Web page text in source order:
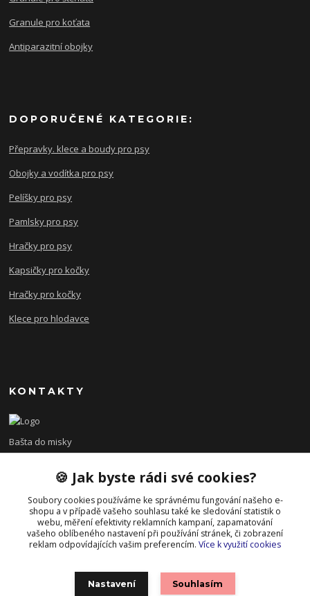
Granule pro koťata
Antiparazitní obojky
DOPORUČENÉ KATEGORIE:
Přepravky. klece a boudy pro psy
Obojky a vodítka pro psy
Pelíšky pro psy
Pamlsky pro psy
Hračky pro psy
Kapsičky pro kočky
Hračky pro kočky
Klece pro hlodavce
KONTAKTY
Bašta do misky
+420 608 479 610
po - pá 8:00 - 15:00
info@bastadomisky.cz
🍪 Jak byste rádi své cookies?
Soubory cookies používáme ke správnému fungování našeho e-
shopu a v případě vašeho souhlasu také ke sledování statistik o
webu, měření efektivity reklamních kampaní, zapamatování
vašeho oblíbeného nastavení při používání stránek, či zobrazení
reklam odpovídajících vašim preferencím. Více k využití cookies
Nastavení Souhlasím